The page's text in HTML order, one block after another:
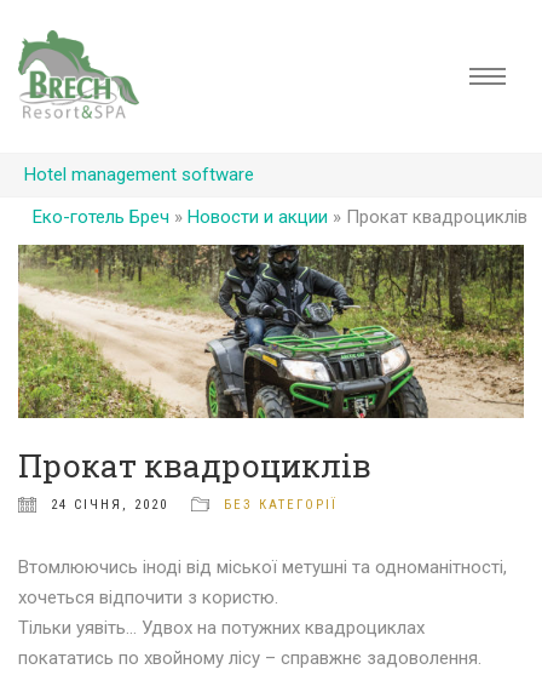
Hotel management software
Еко-готель Бреч » Новости и акции » Прокат квадроциклів
Прокат квадроциклів
24 СІЧНЯ, 2020 БЕЗ КАТЕГОРІЇ
Втомлюючись іноді від міської метушні та одноманітності,
хочеться відпочити з користю.
Тільки уявіть… Удвох на потужних квадроциклах
покататись по хвойному лісу – справжнє задоволення.